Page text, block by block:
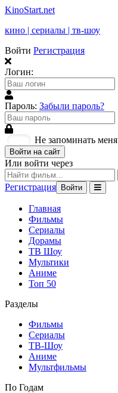
KinoStart.net
кино | сериалы | тв-шоу
Войти Регистрация
Логин:
Пароль: Забыли пароль?
Не запоминать меня
Войти на сайт
Или войти через
Регистрация Войти
Главная
Фильмы
Сериалы
Дорамы
ТВ Шоу
Мультики
Аниме
Топ 50
Разделы
Фильмы
Сериалы
ТВ-Шоу
Аниме
Мультфильмы
По Годам